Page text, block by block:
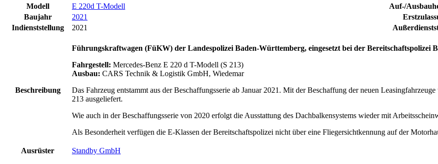
Modell
E 220d T-Modell
Auf-/
Baujahr
2021
Indienststellung
2021
Beschreibung
Führungskraftwagen (FüKW) der Landespolizei Baden-Württemberg, eingesetzt bei der Bereitschaftspolizei
Fahrgestell: Mercedes-Benz E 220 d T-Modell (S 213)
Ausbau: CARS Technik & Logistik GmbH, Wiedemar
Das Fahrzeug entstammt aus der Beschaffungsserie ab Januar 2021. Mit der Beschaffung der neuen
213 ausgeliefert.
Wie auch in der Beschaffungsserie von 2020 erfolgt die Ausstattung des Dachbalkensystems wieder mit
Als Besonderheit verfügen die E-Klassen der Bereitschaftspolizei nicht über eine Fliegersichtkennung auf der
Ausrüster Standby GmbH